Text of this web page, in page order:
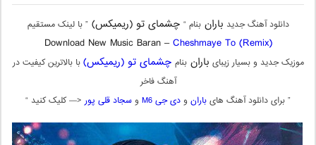
دانلود آهنگ جدید بارانبنام “ چشمای تو (ریمیکس)” با لینک مستقیم
Download New Music Baran –Cheshmaye To (Remix)
موزیک جدید و بسیار زیبای بارانبنام چشمای تو (ریمیکس)با بالاترین کیفیت در
آهنگ فاخر
” برای دانلود آهنگ هایباران ودی جی M6 وسجاد قلی پور<— کلیک کنید “